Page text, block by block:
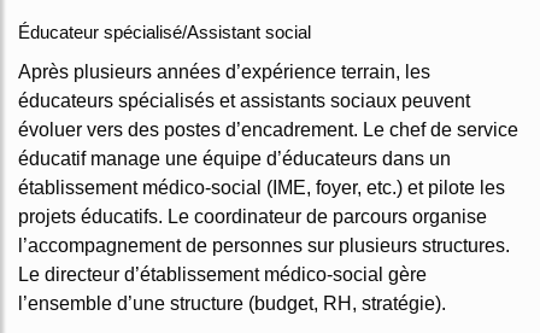
Éducateur spécialisé/Assistant social
Après plusieurs années d’expérience terrain, les
éducateurs spécialisés et assistants sociaux peuvent
évoluer vers des postes d’encadrement. Le chef de service
éducatif manage une équipe d’éducateurs dans un
établissement médico-social (IME, foyer, etc.) et pilote les
projets éducatifs. Le coordinateur de parcours organise
l’accompagnement de personnes sur plusieurs structures.
Le directeur d’établissement médico-social gère
l’ensemble d’une structure (budget, RH, stratégie).